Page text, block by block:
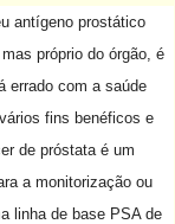
antígeno prostático
próprio do órgão, é
errado com a saúde
fins benéficos e
de próstata é um
a monitorização ou
linha de base PSA de